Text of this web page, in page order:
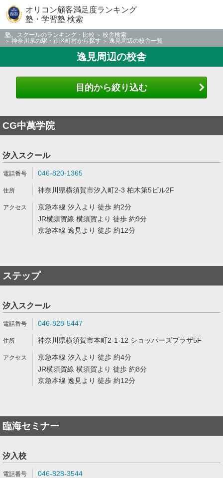
オリコン顧客満足度ランキング
塾・学習塾 検索
塾、スクールのランキング・比較
校舎検索
神奈川県の駅・市区町村から探す
逸見周辺の校舎一覧
逸見周辺の校舎
目的から絞り込む
CG中萬学院
汐入スクール
046-820-1365
神奈川県横須賀市汐入町2-3 柏木第5ビル2F
京急本線 汐入より 徒歩 約2分
JR横須賀線 横須賀より 徒歩 約9分
京急本線 逸見より 徒歩 約12分
ステップ
汐入スクール
046-828-5447
神奈川県横須賀市本町2-1-12 ショッパーズプラザ5F
京急本線 汐入より 徒歩 約4分
JR横須賀線 横須賀より 徒歩 約8分
京急本線 逸見より 徒歩 約12分
臨海セミナー
汐入校
046-828-3544